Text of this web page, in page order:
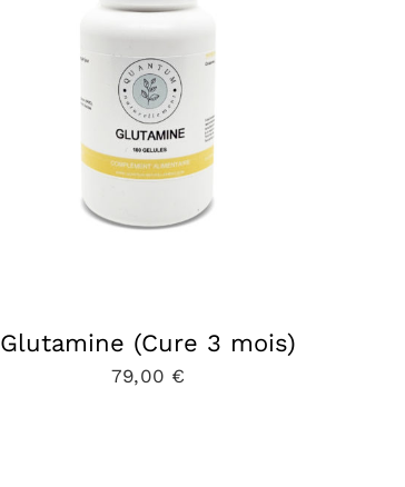
Glutamine (Cure 3 mois)
79,00 €